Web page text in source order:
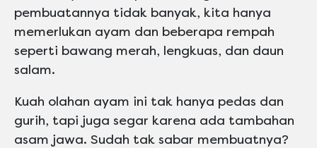
pembuatannya tidak banyak, kita hanya
memerlukan ayam dan beberapa rempah
seperti bawang merah, lengkuas, dan daun
salam.
Kuah olahan ayam ini tak hanya pedas dan
gurih, tapi juga segar karena ada tambahan
asam jawa. Sudah tak sabar membuatnya?